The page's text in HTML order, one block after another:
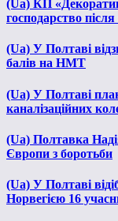
(Ua) КП
господарство після
(Ua) У Полтаві
балів на НМТ
(Ua) У Полтаві
каналізаційних
(Ua) Полтавка
Європи з боротьби
(Ua) У Полтаві
Норвегією 16